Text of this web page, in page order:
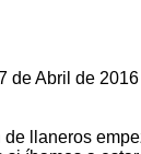
Abril de
llaneros